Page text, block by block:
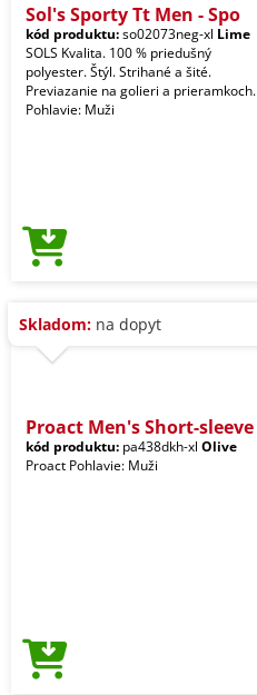
Sol's Sporty Tt Men - Spo
kód produktu:so02073neg-xl Lime
SOLS Kvalita. 100 % priedušný
polyester. Štýl. Strihané a šité.
Previazanie na golieri a prieramkoch.
Pohlavie: Muži
Skladom: na dopyt
Proact Men's Short-sleeve
kód produktu: pa438dkh-xl Olive
Proact Pohlavie: Muži